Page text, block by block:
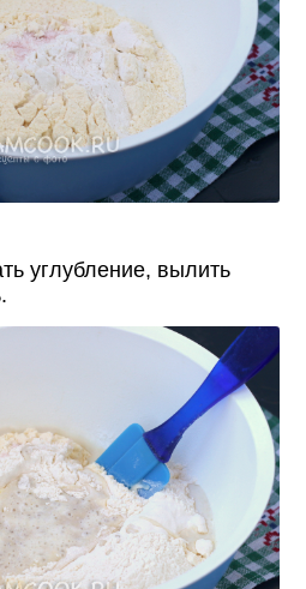
углубление, вылить